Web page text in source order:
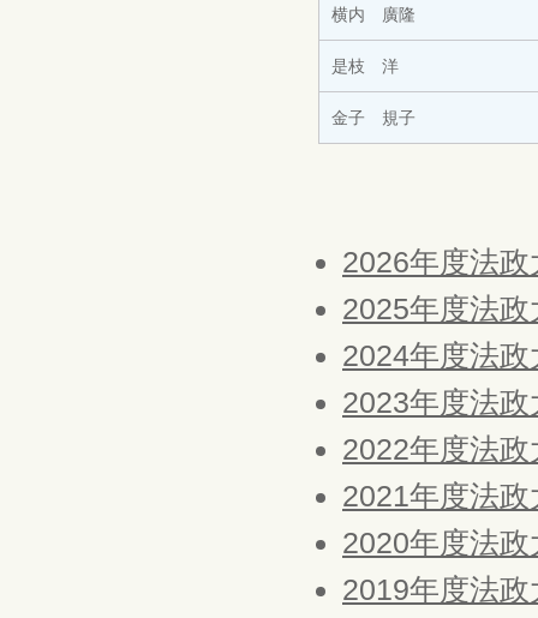
横内 廣隆
是枝 洋
金子 規子
2026年度法
2025年度法
2024年度法
2023年度法
2022年度法
2021年度法
2020年度法
2019年度法